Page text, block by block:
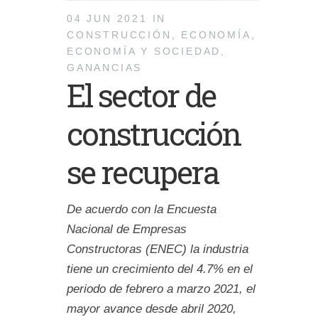
04 JUN 2021 IN
CONSTRUCCIÓN , ECONOMÍA ,
ECONOMÍA Y SOCIEDAD ,
GANANCIAS
El sector de
construcción
se recupera
De acuerdo con la Encuesta
Nacional de Empresas
Constructoras (ENEC) la industria
tiene un crecimiento del 4.7% en el
periodo de febrero a marzo 2021, el
mayor avance desde abril 2020,